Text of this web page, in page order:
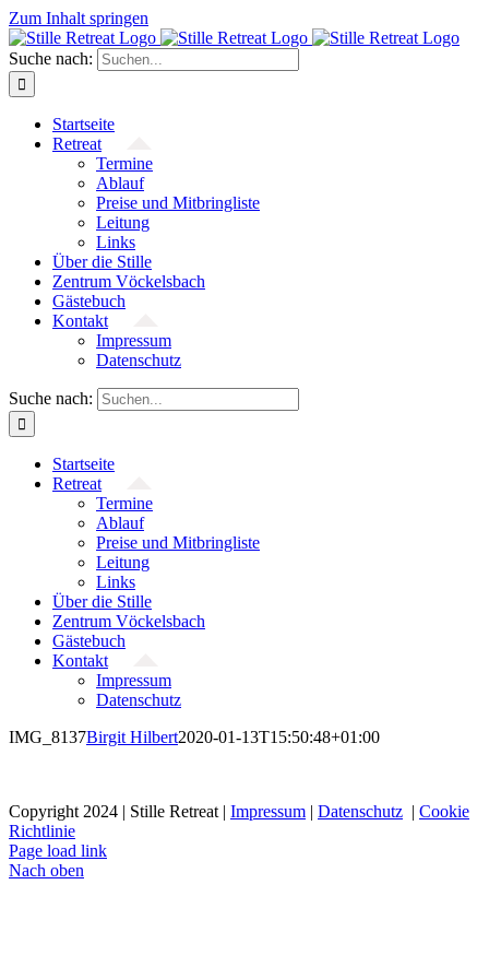
Zum Inhalt springen
Suche nach:
Startseite
Retreat
Termine
Ablauf
Preise und Mitbringliste
Leitung
Links
Über die Stille
Zentrum Vöckelsbach
Gästebuch
Kontakt
Impressum
Datenschutz
Suche nach:
Startseite
Retreat
Termine
Ablauf
Preise und Mitbringliste
Leitung
Links
Über die Stille
Zentrum Vöckelsbach
Gästebuch
Kontakt
Impressum
Datenschutz
IMG_8137Birgit Hilbert2020-01-13T15:50:48+01:00
Copyright 2024 | Stille Retreat | Impressum | Datenschutz | Cookie
Richtlinie
Page load link
Nach oben